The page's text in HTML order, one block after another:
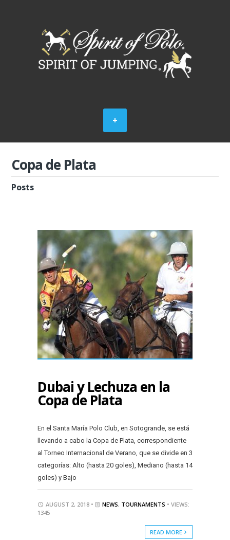
Copa de Plata
Posts
Dubai y Lechuza en la
Copa de Plata
En el Santa María Polo Club, en Sotogrande, se está
llevando a cabo la Copa de Plata, correspondiente
al Torneo Internacional de Verano, que se divide en 3
categorías: Alto (hasta 20 goles), Mediano (hasta 14
goles) y Bajo
AUGUST 2, 2018 • NEWS, TOURNAMENTS • VIEWS:
1345
READ MORE